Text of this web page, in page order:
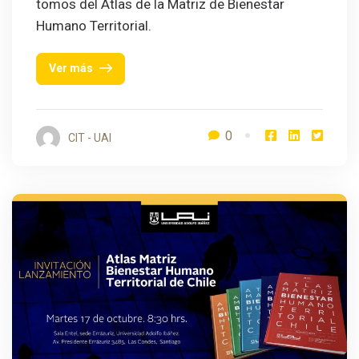
tomos del Atlas de la Matriz de Bienestar
Humano Territorial.
Ver más
CIT - UAI 0